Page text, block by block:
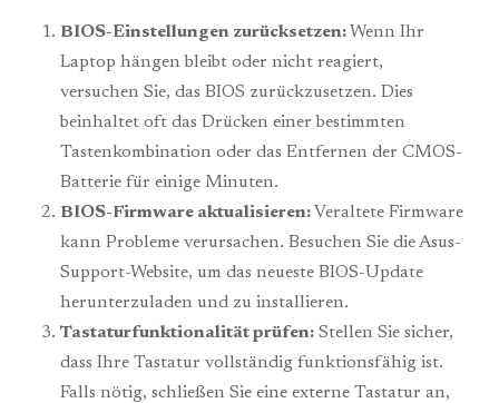
BIOS-Einstellungen zurücksetzen: Wenn Ihr
Laptop hängen bleibt oder nicht reagiert,
versuchen Sie, das BIOS zurückzusetzen. Dies
beinhaltet oft das Drücken einer bestimmten
Tastenkombination oder das Entfernen der CMOS-
Batterie für einige Minuten.
BIOS-Firmware aktualisieren: Veraltete Firmware
kann Probleme verursachen. Besuchen Sie die Asus-
Support-Website, um das neueste BIOS-Update
herunterzuladen und zu installieren.
Tastaturfunktionalität prüfen: Stellen Sie sicher,
dass Ihre Tastatur vollständig funktionsfähig ist.
Falls nötig, schließen Sie eine externe Tastatur an,